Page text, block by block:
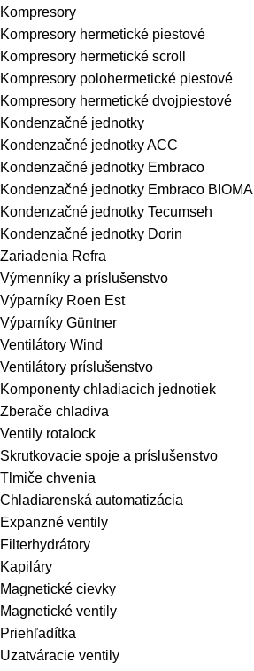
Kompresory
Kompresory hermetické piestové
Kompresory hermetické scroll
Kompresory polohermetické piestové
Kompresory hermetické dvojpiestové
Kondenzačné jednotky
Kondenzačné jednotky ACC
Kondenzačné jednotky Embraco
Kondenzačné jednotky Embraco BIOMA
Kondenzačné jednotky Tecumseh
Kondenzačné jednotky Dorin
Zariadenia Refra
Výmenníky a príslušenstvo
Výparníky Roen Est
Výparníky Güntner
Ventilátory Wind
Ventilátory príslušenstvo
Komponenty chladiacich jednotiek
Zberače chladiva
Ventily rotalock
Skrutkovacie spoje a príslušenstvo
Tlmiče chvenia
Chladiarenská automatizácia
Expanzné ventily
Filterhydrátory
Kapiláry
Magnetické cievky
Magnetické ventily
Priehľadítka
Uzatváracie ventily